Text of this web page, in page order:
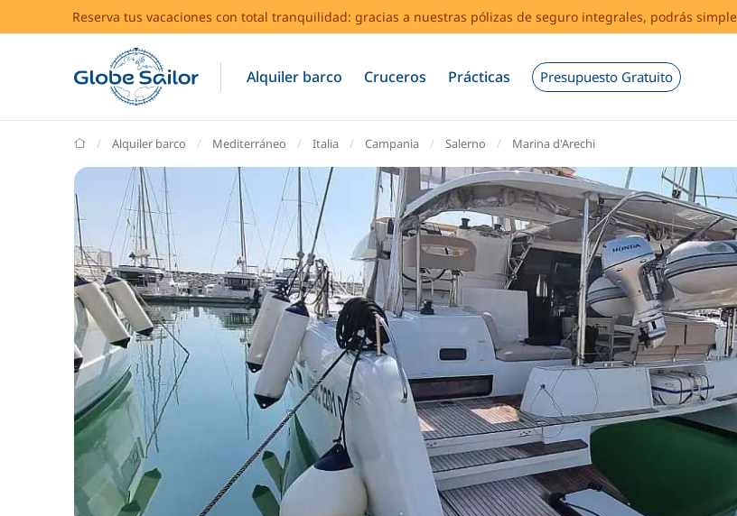
Reserva tus vacaciones con total tranquilidad: gracias a nuestras pólizas de seguro integrales, podrás
Alquiler barco Cruceros Prácticas Presupuesto Gratuito
GlobeSailor
Alquiler barco Mediterráneo Italia Campania Salerno Marina d'Arechi